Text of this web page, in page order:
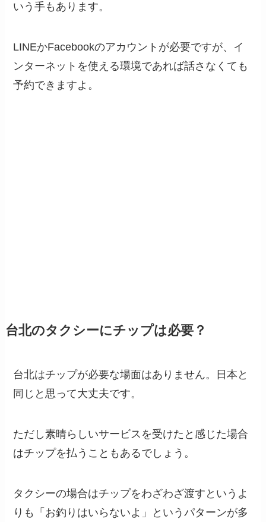
いう手もあります。
LINEかFacebookのアカウントが必要ですが、イ
ンターネットを使える環境であれば話さなくても
予約できますよ。
台北のタクシーにチップは必要？
台北はチップが必要な場面はありません。日本と
同じと思って大丈夫です。
ただし素晴らしいサービスを受けたと感じた場合
はチップを払うこともあるでしょう。
タクシーの場合はチップをわざわざ渡すというよ
りも「お釣りはいらないよ」というパターンが多